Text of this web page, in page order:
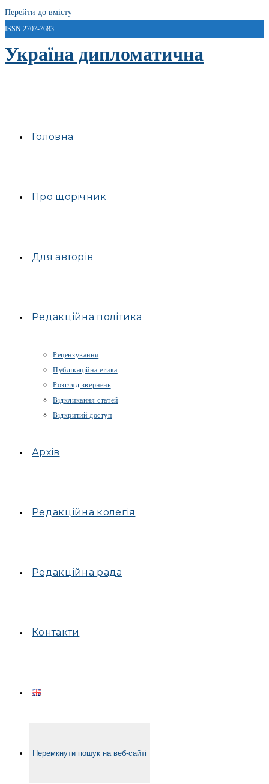
Перейти до вмісту
ISSN 2707-7683
Україна дипломатична
Головна
Про щорічник
Для авторів
Редакційна політика
Рецензування
Публікаційна етика
Розгляд звернень
Відкликання статей
Відкритий доступ
Архів
Редакційна колегія
Редакційна рада
Контакти
Перемкнути пошук на веб-сайті